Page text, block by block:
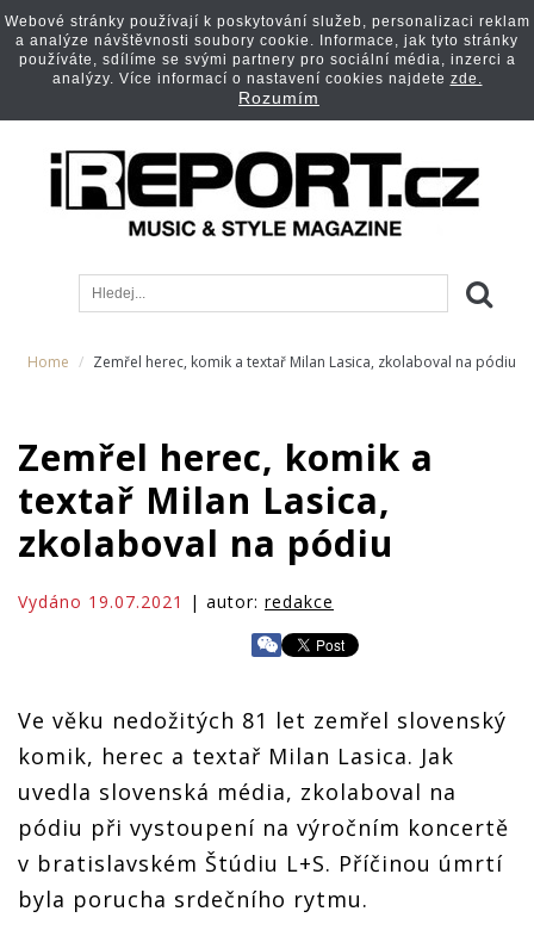
Home Zemřel herec, komik a textař Milan Lasica, zkolaboval na pódiu
Zemřel herec, komik a
textař Milan Lasica,
zkolaboval na pódiu
Vydáno 19.07.2021 | autor: redakce
Ve věku nedožitých 81 let zemřel slovenský
komik, herec a textař Milan Lasica. Jak
uvedla slovenská média, zkolaboval na
pódiu při vystoupení na výročním koncertě
v bratislavském Štúdiu L+S. Příčinou úmrtí
byla porucha srdečního rytmu.
Webové stránky používají k poskytování služeb, personalizaci reklam
a analýze návštěvnosti soubory cookie. Informace, jak tyto stránky
používáte, sdílíme se svými partnery pro sociální média, inzerci a
analýzy. Více informací o nastavení cookies najdete zde.
Rozumím